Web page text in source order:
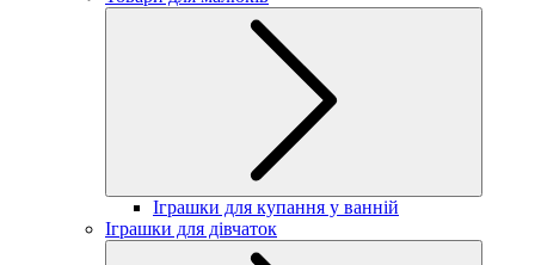
Іграшки для купання у ванній
Іграшки для дівчаток